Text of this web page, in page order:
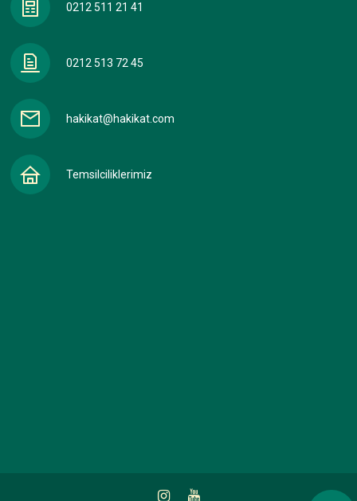
0212 511 21 41
0212 513 72 45
hakikat@hakikat.com
Temsilciliklerimiz